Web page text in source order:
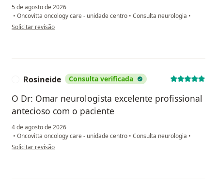
5 de agosto de 2026
• Oncovitta oncology care - unidade centro • Consulta neurologia •
na opinião do utilizador E.V
Solicitar revisão
Rosineide Consulta verificada
O Dr: Omar neurologista excelente profissional
antecioso com o paciente
4 de agosto de 2026
• Oncovitta oncology care - unidade centro • Consulta neurologia •
na opinião do utilizador Rosineide
Solicitar revisão